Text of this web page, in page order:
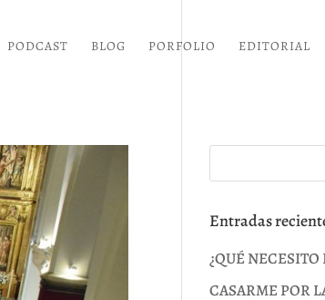
PODCAST BLOG PORFOLIO EDITORIAL
Entradas
¿QUÉ NECESITO
CASARME POR